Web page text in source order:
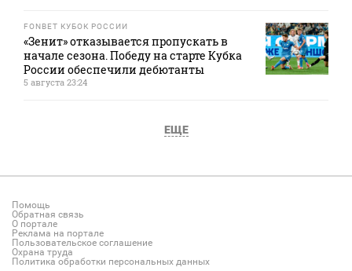
FONBET КУБОК РОССИИ
«Зенит» отказывается пропускать в
начале сезона. Победу на старте Кубка
России обеспечили дебютанты
5 августа 23:24
ЕЩЕ
Помощь
Обратная связь
О портале
Реклама на портале
Пользовательское соглашение
Охрана труда
Политика обработки персональных данных